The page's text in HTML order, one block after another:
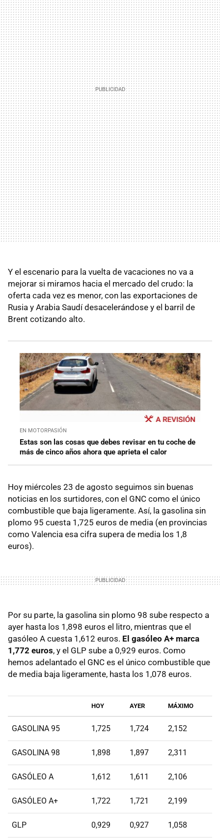
Y el escenario para la vuelta de vacaciones no va a
mejorar si miramos hacia el mercado del crudo: la
oferta cada vez es menor, con las exportaciones de
Rusia y Arabia Saudí desacelerándose y el barril de
Brent cotizando alto.
EN MOTORPASIÓN
Estas son las cosas que debes revisar en tu coche de
más de cinco años ahora que aprieta el calor
Hoy miércoles 23 de agosto seguimos sin buenas
noticias en los surtidores, con el GNC como el único
combustible que baja ligeramente. Así, la gasolina sin
plomo 95 cuesta 1,725 euros de media (en provincias
como Valencia esa cifra supera de media los 1,8
euros).
Por su parte, la gasolina sin plomo 98 sube respecto a
ayer hasta los 1,898 euros el litro, mientras que el
gasóleo A cuesta 1,612 euros. El gasóleo A+ marca
1,772 euros, y el GLP sube a 0,929 euros. Como
hemos adelantado el GNC es el único combustible que
de media baja ligeramente, hasta los 1,078 euros.
HOY AYER MÁXIMO
GASOLINA 95 1,725 1,724 2,152
GASOLINA 98 1,898 1,897 2,311
GASÓLEO A 1,612 1,611 2,106
GASÓLEO A+ 1,722 1,721 2,199
GLP 0,929 0,927 1,058